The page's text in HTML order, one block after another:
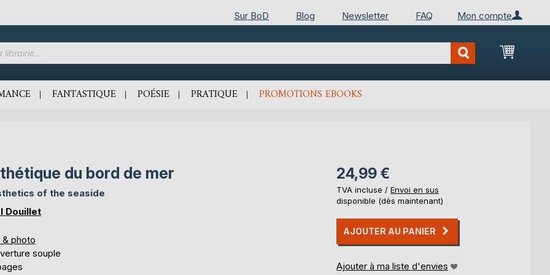
Mon compte
Sur BoD Blog Newsletter FAQ
Mon
FANTASTIQUE POÉSIE PRATIQUE PROMOTIONS EBOOKS
du bord de mer
of the seaside
Douillet
& photo
souple
24,99 €
TVA incluse / Envoi en sus
disponible (dès maintenant)
AJOUTER AU PANIER
Ajouter à ma liste d'envies